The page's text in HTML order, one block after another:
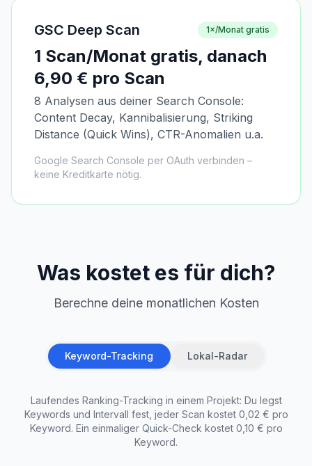
GSC Deep Scan 1×/Monat gratis
1 Scan/Monat gratis, danach
6,90 € pro Scan
8 Analysen aus deiner Search Console:
Content Decay, Kannibalisierung, Striking
Distance (Quick Wins), CTR-Anomalien u.a.
Google Search Console per OAuth verbinden –
keine Kreditkarte nötig.
Was kostet es für dich?
Berechne deine monatlichen Kosten
Keyword-Tracking Lokal-Radar
Laufendes Ranking-Tracking in einem Projekt: Du legst
Keywords und Intervall fest, jeder Scan kostet 0,02 € pro
Keyword. Ein einmaliger Quick-Check kostet 0,10 € pro
Keyword.